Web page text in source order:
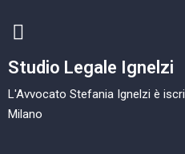
Studio Legale Ignelzi
L'Avvocato Stefania Ignelzi è
Milano